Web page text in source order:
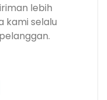
lebih
kami selalu